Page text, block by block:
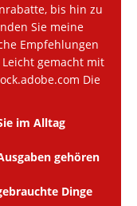
bis hin zu
Sie meine
Empfehlungen
gemacht mit
Die
im Alltag
gehören
Dinge